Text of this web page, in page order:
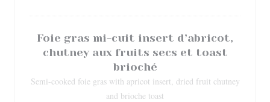
Foie gras mi-cuit insert d’abricot,
chutney aux fruits secs et toast
brioché
Semi-cooked foie gras with apricot insert, dried fruit chutney
and brioche toast